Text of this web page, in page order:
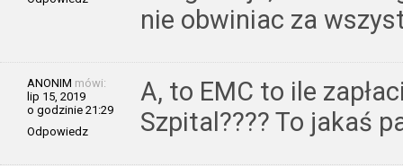
nie obwiniac za
ANONIM mówi:
lip 15, 2019
o godzinie 21:29
Odpowiedz
A, to EMC to ile
Szpital???? To jakaś